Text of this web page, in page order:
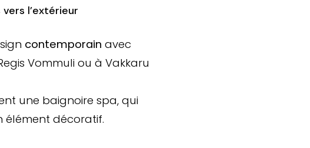
l’extérieur
contemporain avec
Vommuli ou à Vakkaru
une baignoire spa, qui
élément décoratif.